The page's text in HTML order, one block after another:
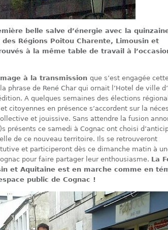
belle salve d’énergie avec la
Régions Poitou Charente, Limousin et
à la même table de travail à
à la transmission que s’est engagée
phrase de René Char qui ornait l’Hotel de ville
A quelques semaines des élections
citoyennes en présence s’accordent sur la
et jouissive. Sans attendre la fusion
présents ce samedi à Cognac ont choisi
de ce nouveau territoire. Ils se retrouveront
et participeront dès ce dimanche matin à
pour faire partager leur enthousiasme. La
et Aquitaine est en marche comme en
public de Cognac !